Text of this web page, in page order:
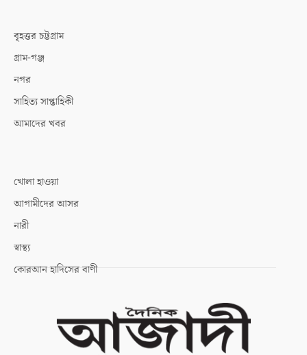
বৃহত্তর চট্টগ্রাম
গ্রাম-গঞ্জ
নগর
সাহিত্য সাপ্তাহিকী
আমাদের খবর
খোলা হাওয়া
আগামীদের আসর
নারী
স্বাস্থ্য
কোরআন হাদিসের বাণী